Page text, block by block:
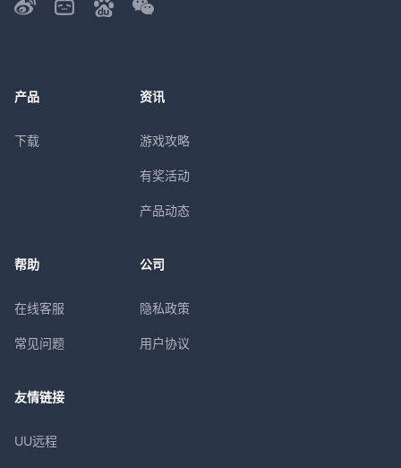
产品
下载
资讯
游戏攻略
有奖活动
产品动态
帮助
在线客服
常见问题
公司
隐私政策
用户协议
友情链接
UU远程